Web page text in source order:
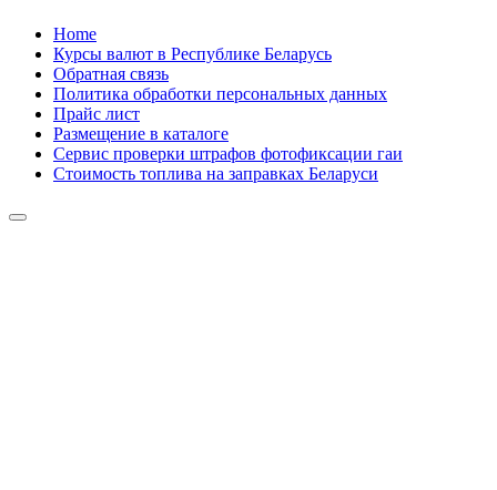
Skip
content
Home
Курсы валют в Республике Беларусь
Обратная связь
Политика обработки персональных данных
Прайс лист
Размещение в каталоге
Сервис проверки штрафов фотофиксации гаи
Стоимость топлива на заправках Беларуси